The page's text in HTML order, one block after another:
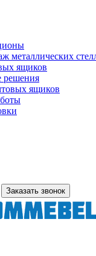
металлических
ящиков
решения
ящиков
Заказать звонок